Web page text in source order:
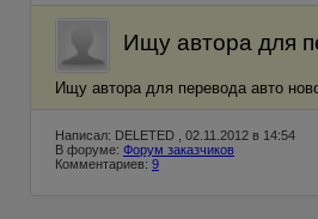
Ищу автора для
Ищу автора для перевода авто
Написал: DELETED , 02.11.2012 в 14:54
В форуме: Форум заказчиков
Комментариев: 9